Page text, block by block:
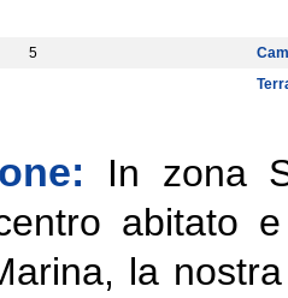
5
In zona
abitato
la